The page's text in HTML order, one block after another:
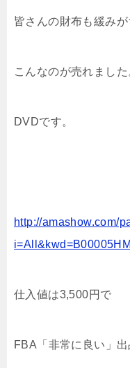
皆さんの財布も緩みが
こんなのが売れました
DVDです。
http://amashow.com/
仕入値は3,500円で
FBA「非常に良い」